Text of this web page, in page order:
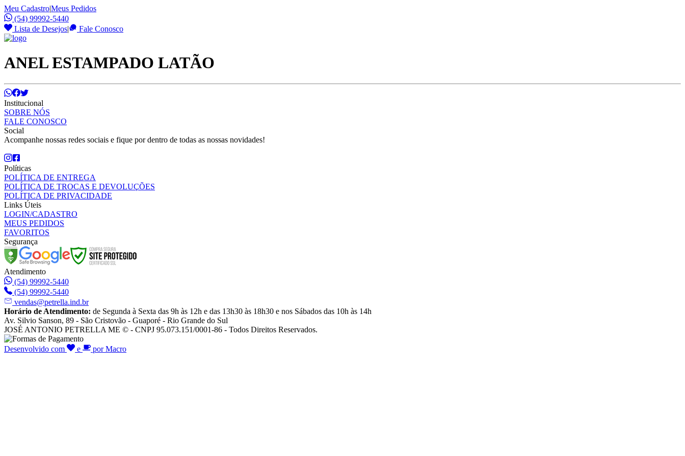
Meu Cadastro|Meus Pedidos
(54) 99992-5440
Lista de Desejos| Fale Conosco
ANEL ESTAMPADO LATÃO
Institucional
SOBRE NÓS
FALE CONOSCO
Social
Acompanhe nossas redes sociais e fique por dentro de todas as nossas novidades!
Políticas
POLÍTICA DE ENTREGA
POLÍTICA DE TROCAS E DEVOLUÇÕES
POLÍTICA DE PRIVACIDADE
Links Úteis
LOGIN/CADASTRO
MEUS PEDIDOS
FAVORITOS
Segurança
Atendimento
(54) 99992-5440
(54) 99992-5440
vendas@petrella.ind.br
Horário de Atendimento: de Segunda à Sexta das 9h às 12h e das 13h30 às 18h30 e nos Sábados das 10h às 14h
Av. Silvio Sanson, 89 - São Cristovão - Guaporé - Rio Grande do Sul
JOSÉ ANTONIO PETRELLA ME © - CNPJ 95.073.151/0001-86 - Todos Direitos Reservados.
Desenvolvido com e por Macro